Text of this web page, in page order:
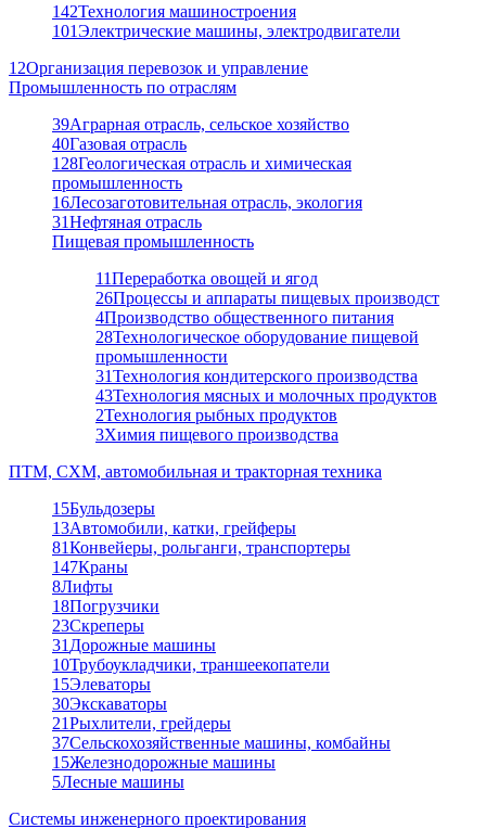
142Технология машиностроения
101Электрические машины, электродвигатели
12Организация перевозок и управление
Промышленность по отраслям
39Аграрная отрасль, сельское хозяйство
40Газовая отрасль
128Геологическая отрасль и химическая
промышленность
16Лесозаготовительная отрасль, экология
31Нефтяная отрасль
Пищевая промышленность
11Переработка овощей и ягод
26Процессы и аппараты пищевых производст
4Производство общественного питания
28Технологическое оборудование пищевой
промышленности
31Технология кондитерского производства
43Технология мясных и молочных продуктов
2Технология рыбных продуктов
3Химия пищевого производства
ПТМ, СХМ, автомобильная и тракторная техника
15Бульдозеры
13Автомобили, катки, грейферы
81Конвейеры, рольганги, транспортеры
147Краны
8Лифты
18Погрузчики
23Скреперы
31 Дорожные машины
10Трубоукладчики, траншеекопатели
15Элеваторы
30Экскаваторы
21Рыхлители, грейдеры
37Сельскохозяйственные машины, комбайны
15Железнодорожные машины
5Лесные машины
Системы инженерного проектирования